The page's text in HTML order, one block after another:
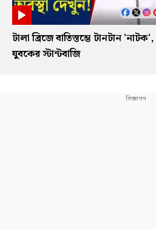
টালা ব্রিজে বাতিস্তম্ভে টানটান
যুবকের স্টান্টবাজি